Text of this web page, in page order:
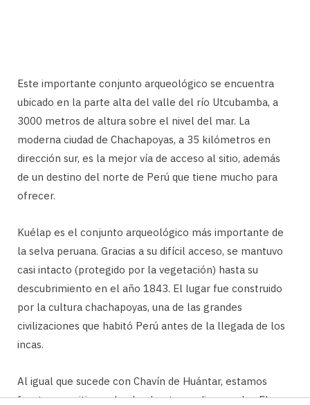
Este importante conjunto arqueológico se encuentra
ubicado en la parte alta del valle del río Utcubamba, a
3000 metros de altura sobre el nivel del mar. La
moderna ciudad de Chachapoyas, a 35 kilómetros en
dirección sur, es la mejor vía de acceso al sitio, además
de un destino del norte de Perú que tiene mucho para
ofrecer.
Kuélap es el conjunto arqueológico más importante de
la selva peruana. Gracias a su difícil acceso, se mantuvo
casi intacto (protegido por la vegetación) hasta su
descubrimiento en el año 1843. El lugar fue construido
por la cultura chachapoyas, una de las grandes
civilizaciones que habitó Perú antes de la llegada de los
incas.
Al igual que sucede con Chavín de Huántar, estamos
frente a un sitio en donde el entorno dice mucho. El